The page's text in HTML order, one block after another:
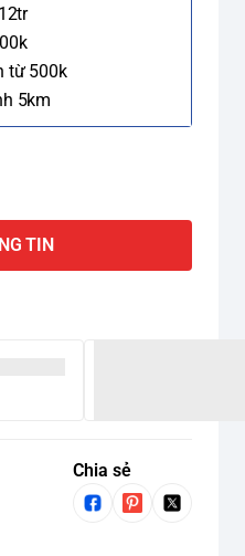
từ 500k
5km
TIN
Chia sẻ